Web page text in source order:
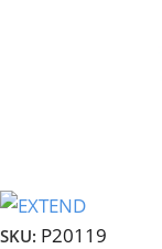
SKU: P20119